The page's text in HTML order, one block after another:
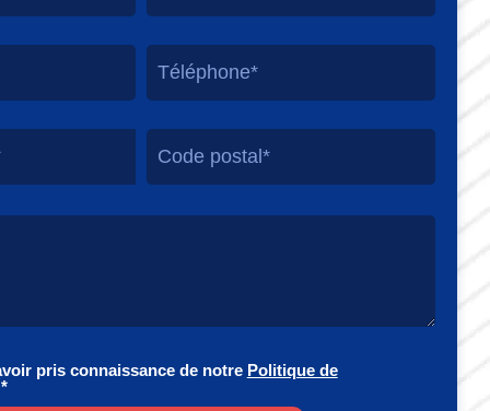
pris connaissance de notre Politique de